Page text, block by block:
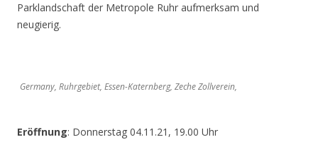
Parklandschaft der Metropole Ruhr aufmerksam und
neugierig.
Germany, Ruhrgebiet, Essen-Katernberg, Zeche Zollverein,
Eröffnung: Donnerstag 04.11.21, 19.00 Uhr